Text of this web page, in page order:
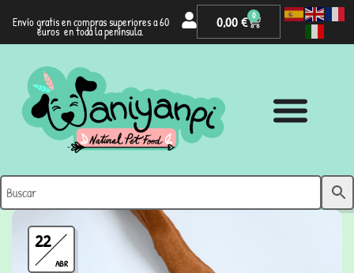
Envío gratis en compras superiores a 60
euros en toda la península.
0,00€ 0
22
ABR